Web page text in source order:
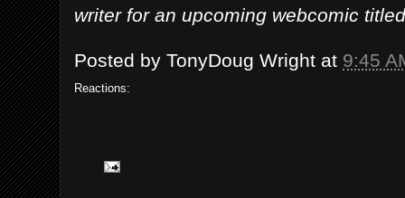
writer for an upcoming webcomic
Posted by TonyDoug Wright at 9:45
Reactions: